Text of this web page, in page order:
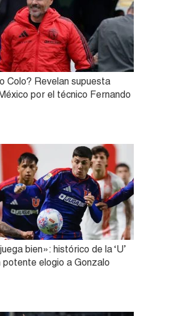
Colo? Revelan supuesta
por el técnico Fernando
bien»: histórico de la ‘U’
elogio a Gonzalo